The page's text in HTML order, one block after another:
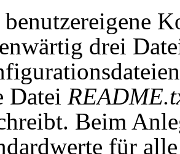
benutzereigene
drei
Datei
Beim
für